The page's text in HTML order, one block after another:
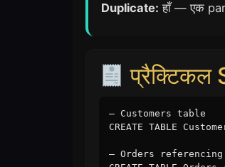
Duplicate: हाँ — एक
प्रैक्टिकल
— Customers table
CREATE TABLE
— Orders referencing